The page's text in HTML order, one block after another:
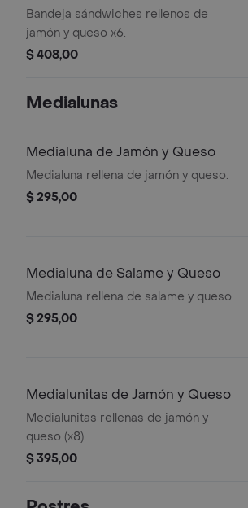
Queso X6
Bandeja sándwiches rellenos de
jamón y queso x6.
$ 408,00
Medialunas
Medialuna de Jamón y Queso
Medialuna rellena de jamón y queso.
$ 295,00
Medialuna de Salame y Queso
Medialuna rellena de salame y queso.
$ 295,00
Medialunitas de Jamón y Queso
Medialunitas rellenas de jamón y
queso (x8).
$ 395,00